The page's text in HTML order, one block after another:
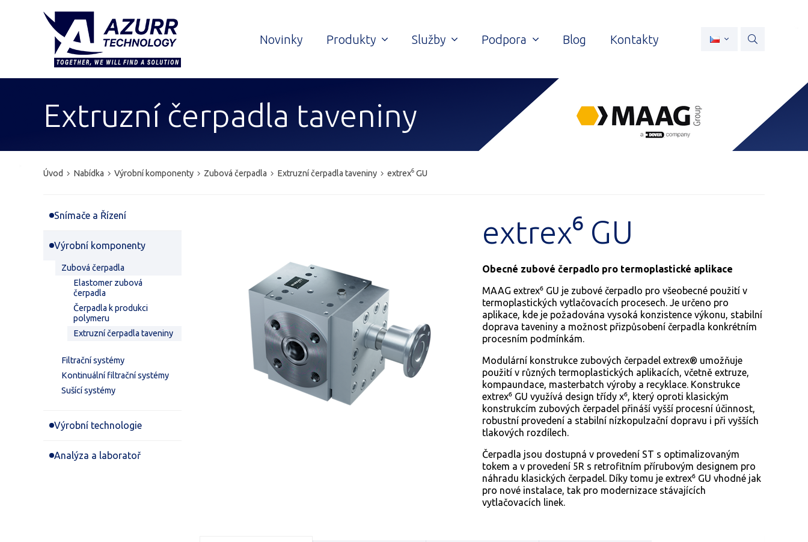
Novinky Produkty Služby Podpora Blog Kontakty
Extruzní čerpadla taveniny
Úvod Nabídka Výrobní komponenty Zubová čerpadla Extruzní čerpadla taveniny extrex⁶ GU
extrex⁶ GU
Obecné zubové čerpadlo pro termoplastické aplikace
MAAG extrex⁶ GU je zubové čerpadlo pro všeobecné použití v
termoplastických vytlačovacích procesech. Je určeno pro
aplikace, kde je požadována vysoká konzistence výkonu, stabilní
doprava taveniny a možnost přizpůsobení čerpadla konkrétním
procesním podmínkám.
Modulární konstrukce zubových čerpadel extrex® umožňuje
použití v různých termoplastických aplikacích, včetně extruze,
kompaundace, masterbatch výroby a recyklace. Konstrukce
extrex⁶ GU využívá design třídy x⁶, který oproti klasickým
konstrukcím zubových čerpadel přináší vyšší procesní účinnost,
robustní provedení a stabilní nízkopulzační dopravu i při vyšších
tlakových rozdílech.
Čerpadla jsou dostupná v provedení ST s optimalizovaným
tokem a v provedení 5R s retrofitním přírubovým designem pro
náhradu klasických čerpadel. Díky tomu je extrex⁶ GU vhodné jak
pro nové instalace, tak pro modernizace stávajících
vytlačovacích linek.
Snímače a Řízení
Výrobní komponenty
Zubová čerpadla
Elastomer zubová
čerpadla
Čerpadla k produkci
polymeru
Extruzní čerpadla taveniny
Filtrační systémy
Kontinuální filtrační systémy
Sušící systémy
Výrobní technologie
Analýza a laboratoř